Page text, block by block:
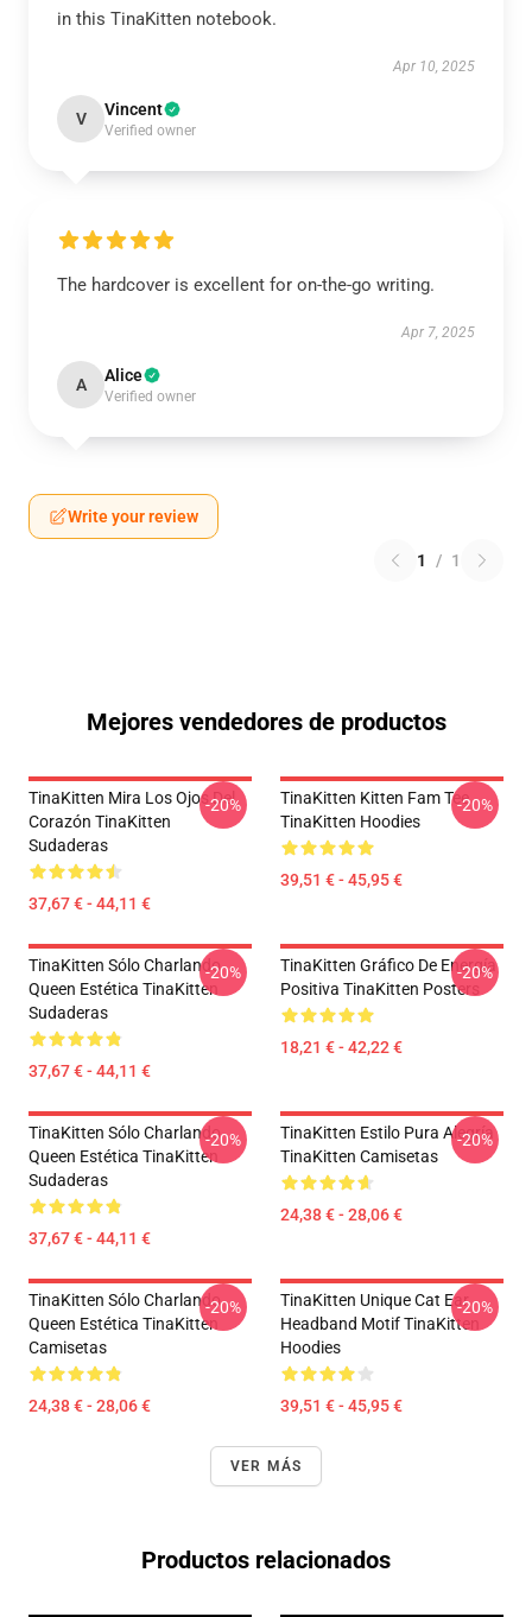
in this TinaKitten notebook.
Apr 10, 2025
V Vincent
Verified owner
The hardcover is excellent for on-the-go writing.
Apr 7, 2025
A Alice
Verified owner
Write your review
1 / 1
Mejores vendedores de productos
TinaKitten Mira Los Ojos Del
Corazón TinaKitten
Sudaderas
37,67 € - 44,11 €
-20%
TinaKitten Kitten Fam Tee
TinaKitten Hoodies
39,51 € - 45,95 €
-20%
TinaKitten Sólo Charlando
Queen Estética TinaKitten
Sudaderas
37,67 € - 44,11 €
-20%
TinaKitten Gráfico De Energía
Positiva TinaKitten Posters
18,21 € - 42,22 €
-20%
TinaKitten Sólo Charlando
Queen Estética TinaKitten
Sudaderas
37,67 € - 44,11 €
-20%
TinaKitten Estilo Pura Alegría
TinaKitten Camisetas
24,38 € - 28,06 €
-20%
TinaKitten Sólo Charlando
Queen Estética TinaKitten
Camisetas
24,38 € - 28,06 €
-20%
TinaKitten Unique Cat Ear
Headband Motif TinaKitten
Hoodies
39,51 € - 45,95 €
-20%
VER MÁS
Productos relacionados